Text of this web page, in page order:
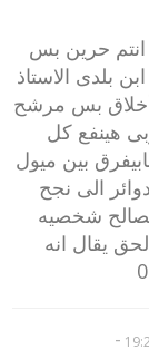
انتم حرين بس
بلدى الاستاذ
بس مرشح
هينفع كل
بين ميول
الى نجح
لمصالح شخصيه
يقال انه
-